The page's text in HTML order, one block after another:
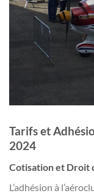
Tarifs et
2024
Cotisation et Droit
L’adhésion à